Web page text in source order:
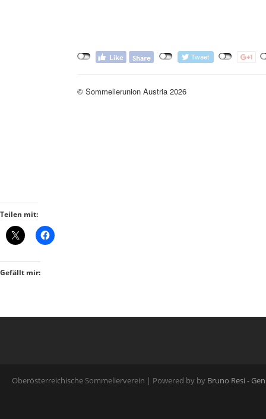
Teilen mit:
Gefällt mir:
Oberösterreichische Sommelierverein | Powered by by Bruno Resi -